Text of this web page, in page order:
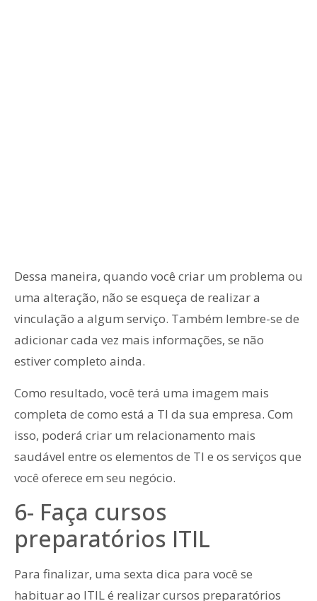
Dessa maneira, quando você criar um problema ou
uma alteração, não se esqueça de realizar a
vinculação a algum serviço. Também lembre-se de
adicionar cada vez mais informações, se não
estiver completo ainda.
Como resultado, você terá uma imagem mais
completa de como está a TI da sua empresa. Com
isso, poderá criar um relacionamento mais
saudável entre os elementos de TI e os serviços que
você oferece em seu negócio.
6- Faça cursos
preparatórios ITIL
Para finalizar, uma sexta dica para você se
habituar ao ITIL é realizar cursos preparatórios